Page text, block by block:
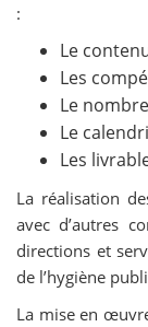
:
Le
Les
Le
Le
Les
La réalisation
avec d’autres
directions et
de l’hygiène
La mise en